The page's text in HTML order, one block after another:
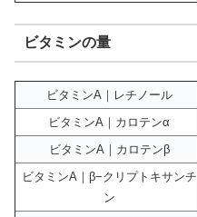
ビタミンの量
ビタミンA｜レチノール
ビタミンA｜カロテンα
ビタミンA｜カロテンβ
ビタミンA｜β−クリプトキサンチ
ン